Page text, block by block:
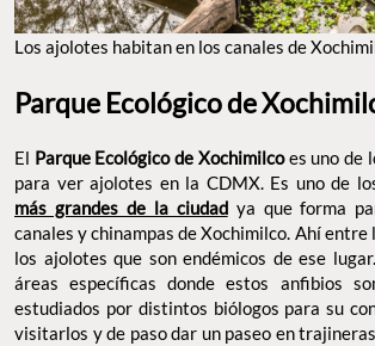
Los ajolotes habitan en los canales de
Parque Ecológico de
El Parque Ecológico de Xochimilcoes uno de
para ver ajolotes en la CDMX. Es uno de
más grandes de la ciudadya que forma
canales y chinampas de Xochimilco. Ahí entre
los ajolotes que son endémicos de ese
áreas específicas donde estos anfibios
estudiados por distintos biólogos para su
visitarlos y de paso dar un paseo en